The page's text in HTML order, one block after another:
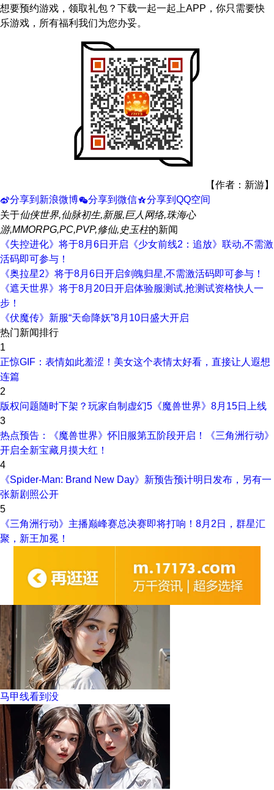
想要预约游戏，领取礼包？下载一起一起上APP，你只需要快
乐游戏，所有福利我们为您办妥。
【作者：新游】
t分享到新浪微博w分享到微信z分享到QQ空间
关于仙侠世界,仙脉初生,新服,巨人网络,珠海心
游,MMORPG,PC,PVP,修仙,史玉柱的新闻
《失控进化》将于8月6日开启《少女前线2：追放》联动,不需激
活码即可参与！
《奥拉星2》将于8月6日开启剑魄归星,不需激活码即可参与！
《遮天世界》将于8月20日开启体验服测试,抢测试资格快人一
步！
《伏魔传》新服“天命降妖”8月10日盛大开启
热门新闻排行
1
正惊GIF：表情如此羞涩！美女这个表情太好看，直接让人遐想
连篇
2
版权问题随时下架？玩家自制虚幻5《魔兽世界》8月15日上线
3
热点预告：《魔兽世界》怀旧服第五阶段开启！《三角洲行动》
开启全新宝藏月摸大红！
4
《Spider-Man: Brand New Day》新预告预计明日发布，另有一
张新剧照公开
5
《三角洲行动》主播巅峰赛总决赛即将打响！8月2日，群星汇
聚，新王加冕！
马甲线看到没